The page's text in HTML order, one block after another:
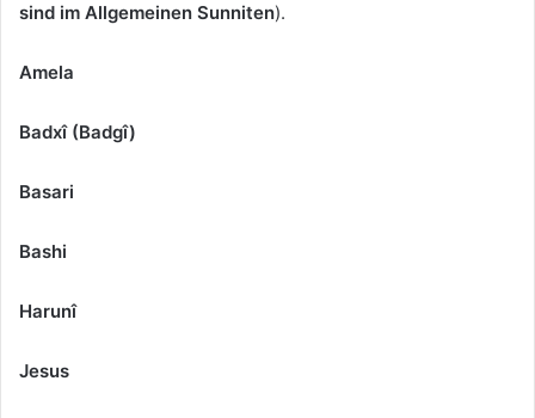
sind im Allgemeinen Sunniten).
Amela
Badxî (Badgî)
Basari
Bashi
Harunî
Jesus